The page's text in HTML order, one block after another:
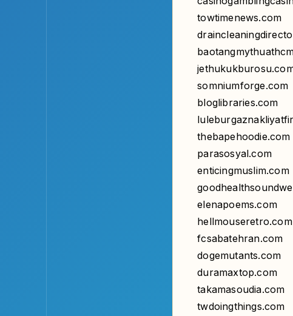
somniumforge.com
bloglibraries.com
thebapehoodie.com
parasosyal.com
enticingmuslim.com
elenapoems.com
hellmouseretro.com
fcsabatehran.com
dogemutants.com
duramaxtop.com
takamasoudia.com
twdoingthings.com
paulsauthor.com